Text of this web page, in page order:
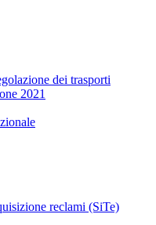
dei trasporti
2021
reclami (SiTe)